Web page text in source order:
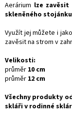
Aerárium lze zavěsit
skleněného stojánku
Využít jej můžete i
zavěsit na strom v
Velikosti:
průměr 10 cm
průměr 12 cm
Všechny produkty
skláři v rodinné